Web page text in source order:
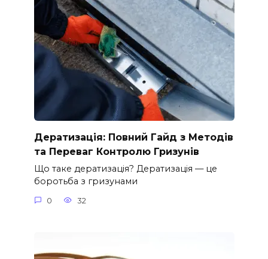
Дератизація: Повний Гайд з Методів
та Переваг Контролю Гризунів
Що таке дератизація? Дератизація — це
боротьба з гризунами
0 32